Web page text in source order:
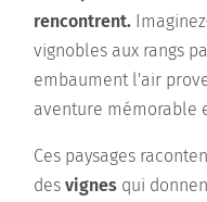
rencontrent.
vignobles aux rangs
embaument l'air
aventure mémorable
Ces paysages
des vignes qui